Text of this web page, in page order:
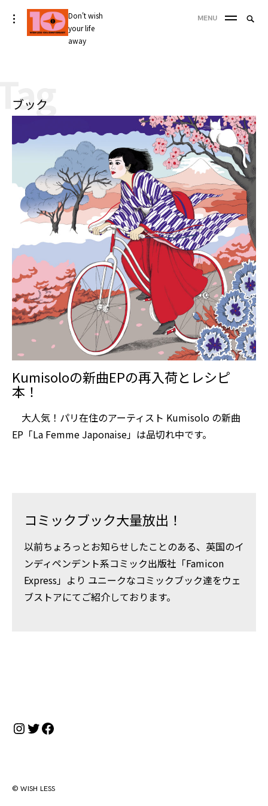
Skip
to
Don't wish
your life
away
toggle
open/close
sidebar
MENU
ブック
Kumisoloの新曲EPの再入荷とレシピ
本！
大人気！パリ在住のアーティスト Kumisolo の新曲
EP「La Femme Japonaise」は品切れ中です。
コミックブック大量放出！
以前ちょろっとお知らせしたことのある、英国のイ
ンディペンデント系コミック出版社「Famicon
Express」より ユニークなコミックブック達をウェ
ブストアにてご紹介しております。
Instagram
Twitter
Facebook
© WISH LESS